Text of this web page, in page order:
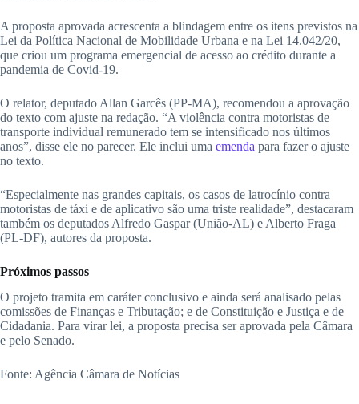
A proposta aprovada acrescenta a blindagem entre os itens previstos na
Lei da Política Nacional de Mobilidade Urbana e na Lei 14.042/20,
que criou um programa emergencial de acesso ao crédito durante a
pandemia de Covid-19.
O relator, deputado Allan Garcês (PP-MA), recomendou a aprovação
do texto com ajuste na redação. “A violência contra motoristas de
transporte individual remunerado tem se intensificado nos últimos
anos”, disse ele no parecer. Ele inclui uma emenda para fazer o ajuste
no texto.
“Especialmente nas grandes capitais, os casos de latrocínio contra
motoristas de táxi e de aplicativo são uma triste realidade”, destacaram
também os deputados Alfredo Gaspar (União-AL) e Alberto Fraga
(PL-DF), autores da proposta.
Próximos passos
O projeto tramita em caráter conclusivo e ainda será analisado pelas
comissões de Finanças e Tributação; e de Constituição e Justiça e de
Cidadania. Para virar lei, a proposta precisa ser aprovada pela Câmara
e pelo Senado.
Fonte: Agência Câmara de Notícias